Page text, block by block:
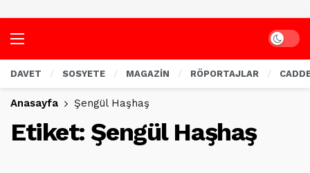
Dark
DAVET SOSYETE MAGAZİN RÖPORTAJLAR
Anasayfa Şengül Haşhaş
Etiket:Şengül Haşhaş